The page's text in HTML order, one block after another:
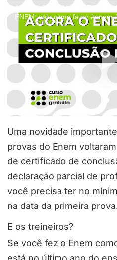
AGORA O ENEM DÁ
ENEM: veja como fazer #enem
Uma novidade
provas do Enem
de certificado de
declaração parcial de
você precisa ter no
na data da primeira prova.
E os treineiros?
Se você fez o Enem
está no último ano do